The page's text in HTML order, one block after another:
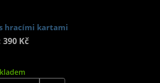
hracími kartami
390 Kč